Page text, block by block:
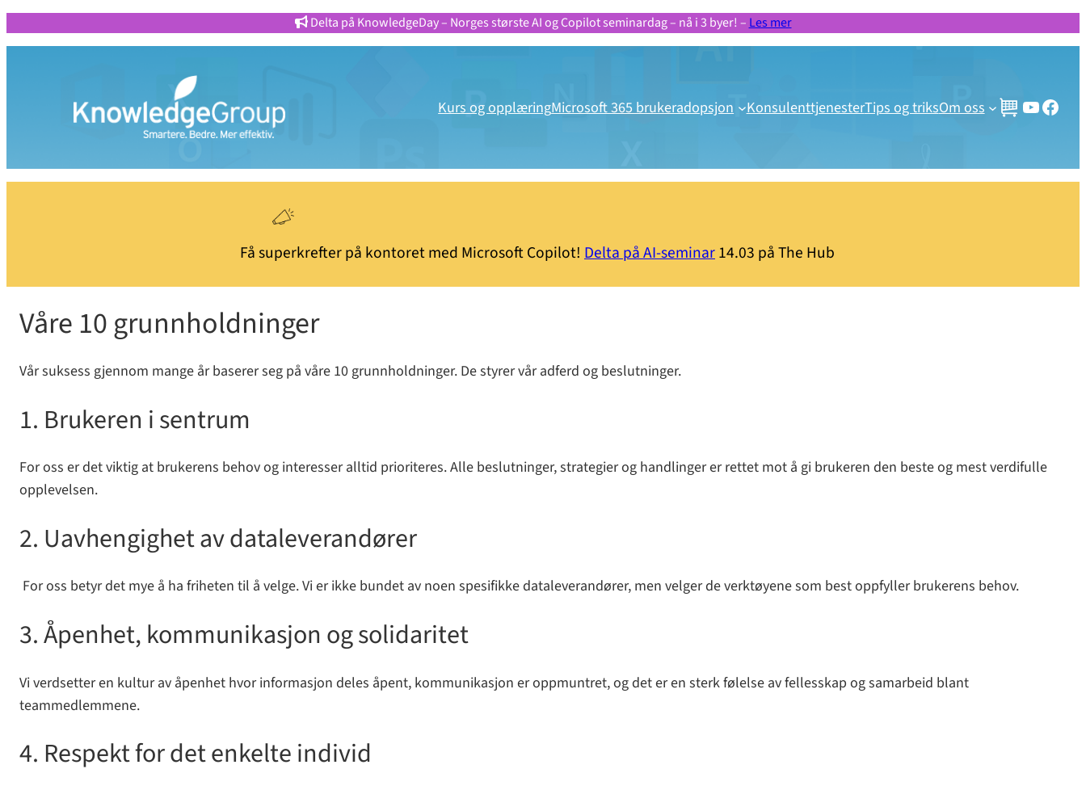
Delta på KnowledgeDay – Norges største AI og Copilot seminardag – nå i 3 byer! – Les mer
Kurs og opplæringMicrosoft 365 brukeradopsjon KonsulenttjenesterTips og triksOm oss Gratis videoer og webinar
Besøk vår Facebook side!
Få superkrefter på kontoret med Microsoft Copilot! Delta på AI-seminar14.03 på The Hub
Våre 10 grunnholdninger
Vår suksess gjennom mange år baserer seg på våre 10 grunnholdninger. De styrer vår adferd og beslutninger.
1. Brukeren i sentrum
For oss er det viktig at brukerens behov og interesser alltid prioriteres. Alle beslutninger, strategier og handlinger er rettet mot å gi brukeren den beste og mest verdifulle
opplevelsen.
2. Uavhengighet av dataleverandører
For oss betyr det mye å ha friheten til å velge. Vi er ikke bundet av noen spesifikke dataleverandører, men velger de verktøyene som best oppfyller brukerens behov.
3. Åpenhet, kommunikasjon og solidaritet
Vi verdsetter en kultur av åpenhet hvor informasjon deles åpent, kommunikasjon er oppmuntret, og det er en sterk følelse av fellesskap og samarbeid blant
teammedlemmene.
4. Respekt for det enkelte individ